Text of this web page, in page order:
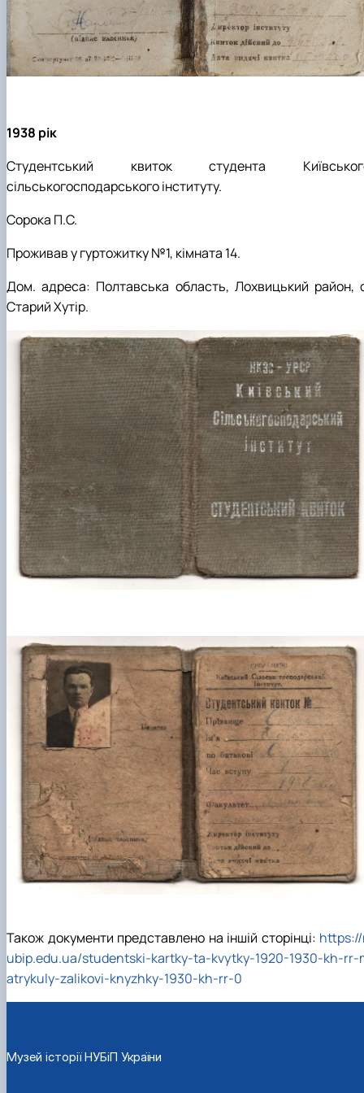
1938 рік
Студентський квиток студента
сільськогосподарського інституту.
Сорока П.С.
Проживав у гуртожитку №1, кімната 14.
Дом. адреса: Полтавська область, Лохвицький район,
Старий Хутір.
Також документи представлено на іншій сторінці:
ubip.edu.ua/studentski-kartky-ta-kvytky-1920-1930-kh-rr-
atrykuly-zalikovi-knyzhky-1930-kh-rr-0
Музей історії НУБіП України